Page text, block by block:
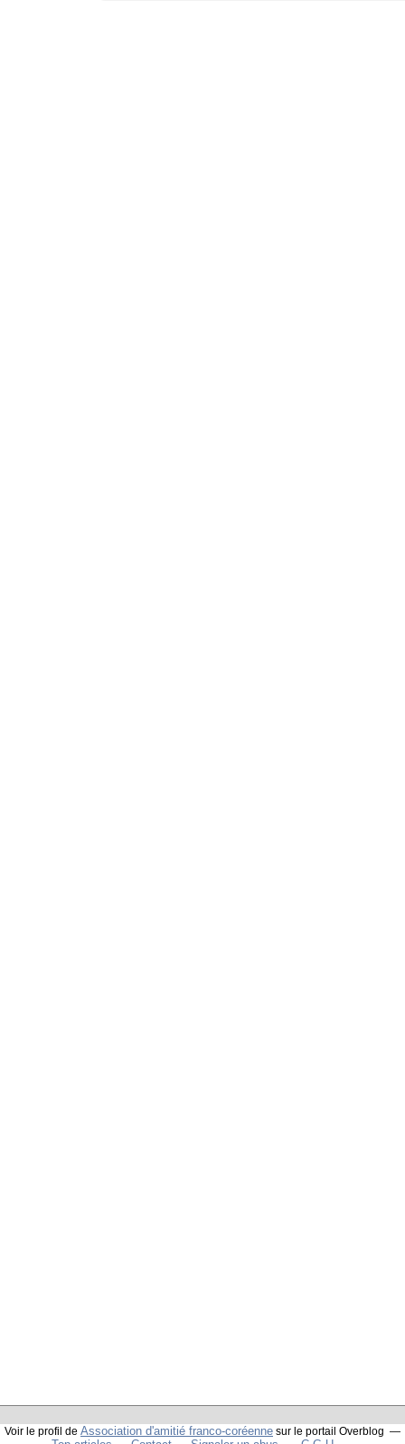
Voir le profil de Association d'amitié franco-coréenne sur le portail Overblog